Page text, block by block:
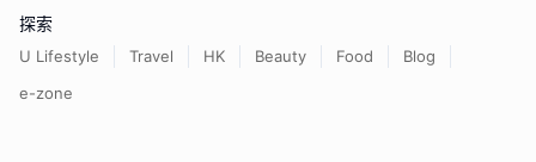
探索
U Lifestyle Travel HK Beauty Food
Blog
e-zone